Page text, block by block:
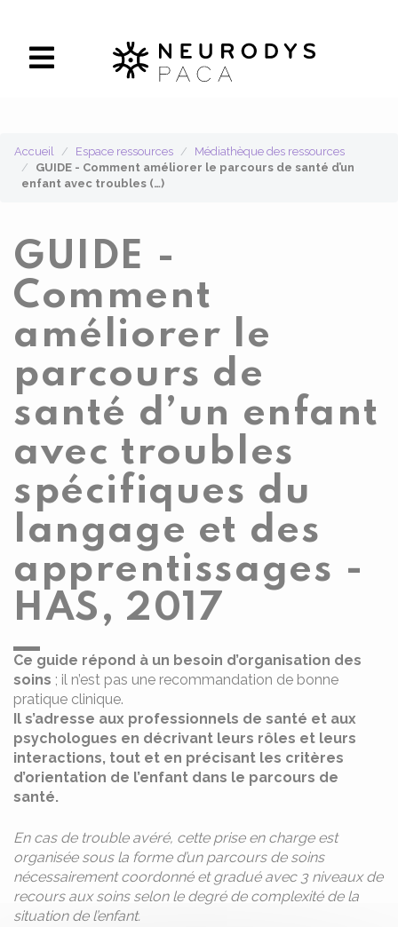
Accueil Espace ressources
Médiathèque des ressources
GUIDE - Comment améliorer le parcours de santé d’un
enfant avec troubles (…)
GUIDE -
Comment
améliorer le
parcours de
santé d’un enfant
avec troubles
spécifiques du
langage et des
apprentissages -
HAS, 2017
Ce guide répond à un besoin d’organisation des
soins ; il n’est pas une recommandation de bonne
pratique clinique.
Il s’adresse aux professionnels de santé et aux
psychologues en décrivant leurs rôles et leurs
interactions, tout et en précisant les critères
d’orientation de l’enfant dans le parcours de
santé.
En cas de trouble avéré, cette prise en charge est
organisée sous la forme d’un parcours de soins
nécessairement coordonné et gradué avec 3 niveaux de
recours aux soins selon le degré de complexité de la
situation de l’enfant.